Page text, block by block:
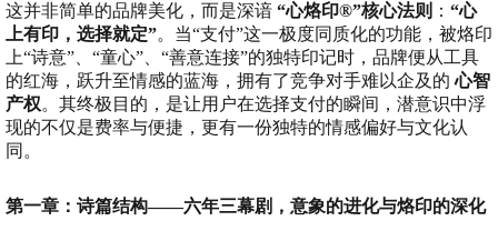
这并非简单的品牌美化，而是深谙 “心烙印®”核心法则 ： “心
上有印，选择就定”。当“支付”这一极度同质化的功能，被烙印
上“诗意”、“童心”、“善意连接”的独特印记时，品牌便从工具
的红海，跃升至情感的蓝海，拥有了竞争对手难以企及的心智
产权。其终极目的，是让用户在选择支付的瞬间，潜意识中浮
现的不仅是费率与便捷，更有一份独特的情感偏好与文化认
同。
第一章：诗篇结构——六年三幕剧，意象的进化与烙印的深化